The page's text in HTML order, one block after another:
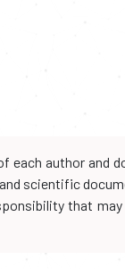
each author and
scientific
that